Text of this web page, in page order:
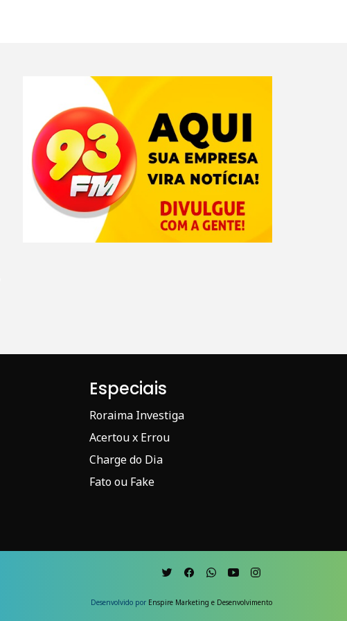
Especiais
Roraima Investiga
Acertou x Errou
Charge do Dia
Fato ou Fake
Desenvolvido por Enspire Marketing e Desenvolvimento